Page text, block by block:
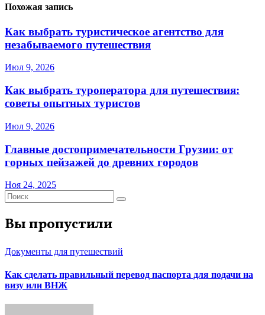
Похожая запись
Как выбрать туристическое агентство для
незабываемого путешествия
Июл 9, 2026
Как выбрать туроператора для путешествия:
советы опытных туристов
Июл 9, 2026
Главные достопримечательности Грузии: от
горных пейзажей до древних городов
Ноя 24, 2025
Вы пропустили
Документы для путешествий
Как сделать правильный перевод паспорта для подачи на
визу или ВНЖ